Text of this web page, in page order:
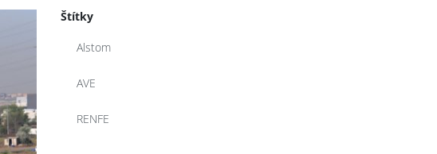
Štítky
Alstom
AVE
RENFE